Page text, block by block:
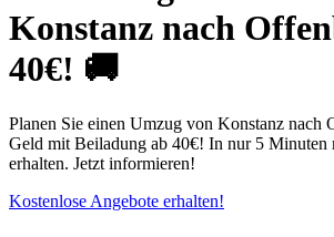
Konstanz nach
40€! 🚚
Planen Sie einen Umzug von Konstanz nach
Geld mit Beiladung ab 40€! In nur 5 Minuten
erhalten. Jetzt informieren!
Kostenlose Angebote erhalten!